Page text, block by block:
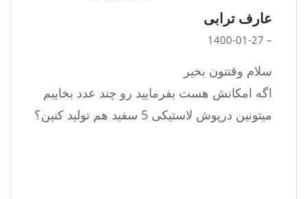
عارف ترابی
–
1400-01-27
سلام وقتتون بخیر
اگه امکانش هست بفرمایید رو چند عدد بخاییم
میتونین درپوش لاستیکی 5 سفید هم تولید کنین؟